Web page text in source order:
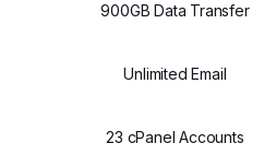
900GB Data Transfer
Unlimited Email
23 cPanel Accounts